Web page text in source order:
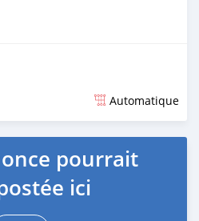
Automatique
pourrait
ici